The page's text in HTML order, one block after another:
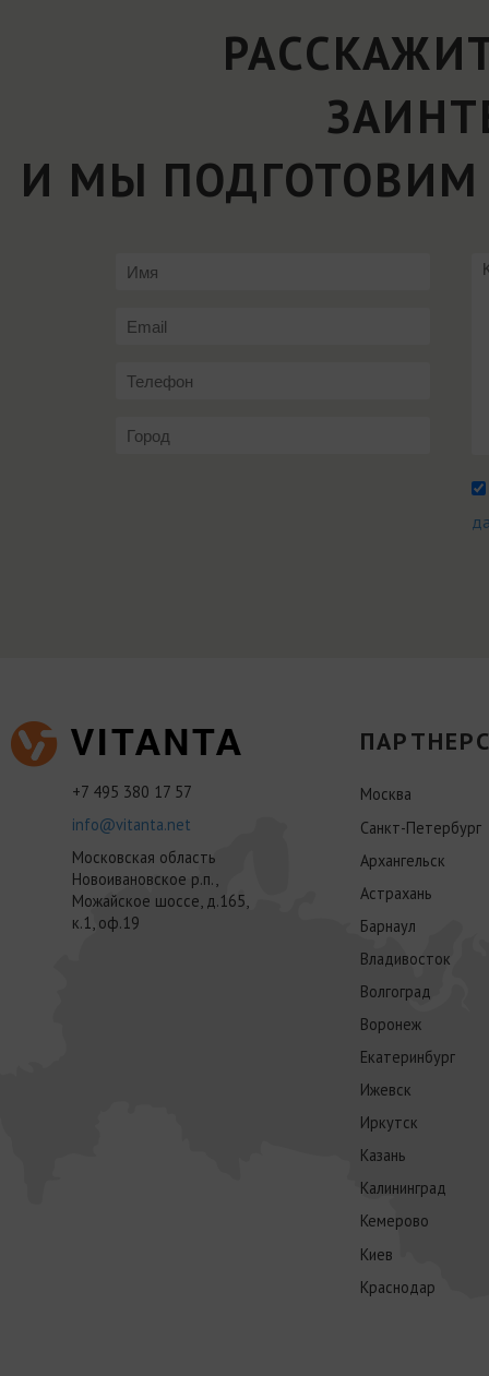
И МЫ ПОДГОТОВИМ
+7 495 380 17 57
info@vitanta.net
Московская область
Новоивановское р.п.,
Можайское шоссе, д.165,
к.1, оф.19
Москва
Санкт-Петербург
Архангельск
Астрахань
Барнаул
Владивосток
Волгоград
Воронеж
Екатеринбург
Ижевск
Иркутск
Казань
Калининград
Кемерово
Киев
Краснодар